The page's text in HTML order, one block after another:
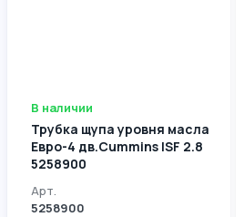
В наличии
Трубка щупа уровня масла
Евро-4 дв.Cummins ISF 2.8
5258900
Арт.
5258900